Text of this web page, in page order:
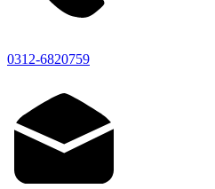
0312-6820759